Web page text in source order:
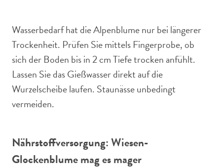
Wasserbedarf hat die Alpenblume nur bei längerer
Trockenheit. Prüfen Sie mittels Fingerprobe, ob
sich der Boden bis in 2 cm Tiefe trocken anfühlt.
Lassen Sie das Gießwasser direkt auf die
Wurzelscheibe laufen. Staunässe unbedingt
vermeiden.
Nährstoffversorgung: Wiesen-
Glockenblume mag es mager